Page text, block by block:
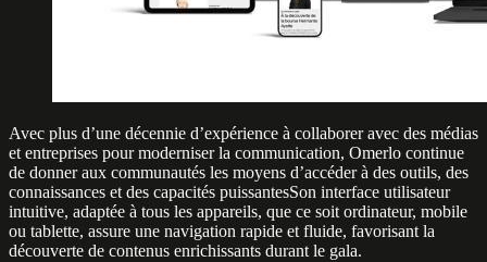
Avec plus d’une décennie d’expérience à collaborer avec des médias
et entreprises pour moderniser la communication, Omerlo continue
de donner aux communautés les moyens d’accéder à des outils, des
connaissances et des capacités puissantesSon interface utilisateur
intuitive, adaptée à tous les appareils, que ce soit ordinateur, mobile
ou tablette, assure une navigation rapide et fluide, favorisant la
découverte de contenus enrichissants durant le gala.